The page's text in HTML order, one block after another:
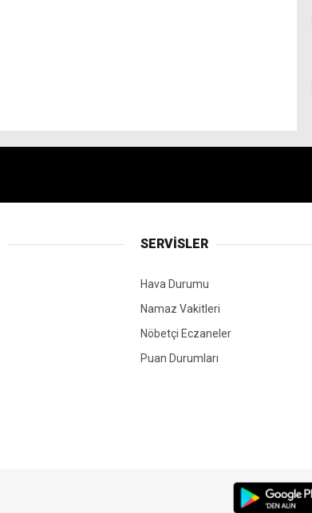
SERVİSLER
Hava Durumu
Namaz Vakitleri
Nöbetçi Eczaneler
Puan Durumları